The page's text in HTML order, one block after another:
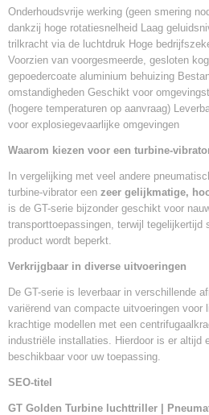
Onderhoudsvrije werking (geen smering
dankzij hoge rotatiesnelheid Laag
trilkracht via de luchtdruk Hoge
Voorzien van voorgesmeerde, gesloten
gepoedercoate aluminium behuizing
omstandigheden Geschikt voor
(hogere temperaturen op aanvraag)
voor explosiegevaarlijke omgevingen
Waarom kiezen voor een turbine-
In vergelijking met veel andere
turbine-vibrator een zeer gelijkmatige,
is de GT-serie bijzonder geschikt voor
transporttoepassingen, terwijl tegelijkertijd
product wordt beperkt.
Verkrijgbaar in diverse uitvoeringen
De GT-serie is leverbaar in verschillende
variërend van compacte uitvoeringen voor
krachtige modellen met een
industriële installaties. Hierdoor is er altijd
beschikbaar voor uw toepassing.
SEO-titel
GT Golden Turbine luchttriller |